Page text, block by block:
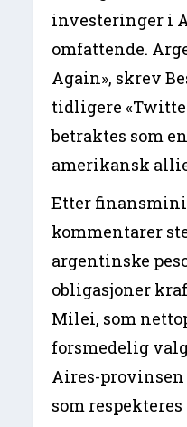
investeringer i
omfattende.
Again», skrev
tidligere
betraktes som
amerikansk
Etter
kommentarer
argentinske
obligasjoner
Milei, som
forsmedelig
Aires-
som